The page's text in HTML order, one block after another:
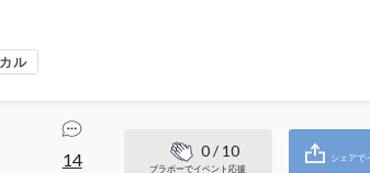
ル
14 0/ 10
ブラボーでイベント応援
シェアで